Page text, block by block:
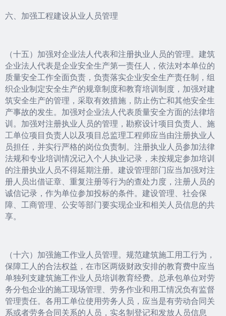
六、加强工程建设从业人员管理
（十五）加强对企业法人代表和注册执业人员的管理。建筑
企业法人代表是企业安全生产第一责任人，依法对本单位的
质量安全工作全面负责，负责落实企业安全生产责任制，组
织企业制定安全生产的规章制度和教育培训制度，加强对建
筑安全生产的管理，采取有效措施，防止伤亡和其他安全生
产事故的发生。加强对企业法人代表质量安全方面的法律培
训。加强对注册执业人员的管理，勘察设计项目负责人、施
工单位项目负责人以及项目总监理工程师应当由注册执业人
员担任，并实行严格的岗位负责制。注册执业人员参加法律
法规和专业培训情况记入个人执业记录，未按规定参加培训
的注册执业人员不得延期注册。建设管理部门应当加强对注
册人员出借证章、重复注册等行为的查处力度，注册人员的
诚信记录，作为单位参加投标的条件。建设管理、社会保
障、工商管理、公安等部门要实现企业和相关人员信息的共
享。
（十六）加强施工作业人员管理。规范建筑施工用工行为，
保障工人的合法权益，在市区两级财政安排的教育费中应当
单独列支建筑施工作业人员培训教育经费。总承包单位对劳
务分包企业的施工现场管理、劳务作业和用工情况负有监督
管理责任。各用工单位使用劳务人员，应当是有劳动合同关
系或者劳务合同关系的人员，实名制登记和发放人员信息